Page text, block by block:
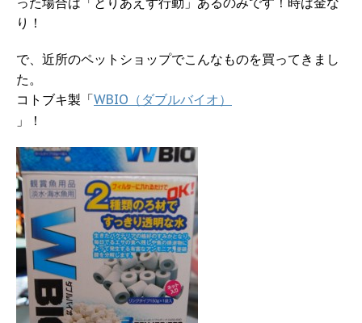
り！
で、近所のペットショップでこんなものを買ってきまし
た。
コトブキ製「WBIO（ダブルバイオ）
」！